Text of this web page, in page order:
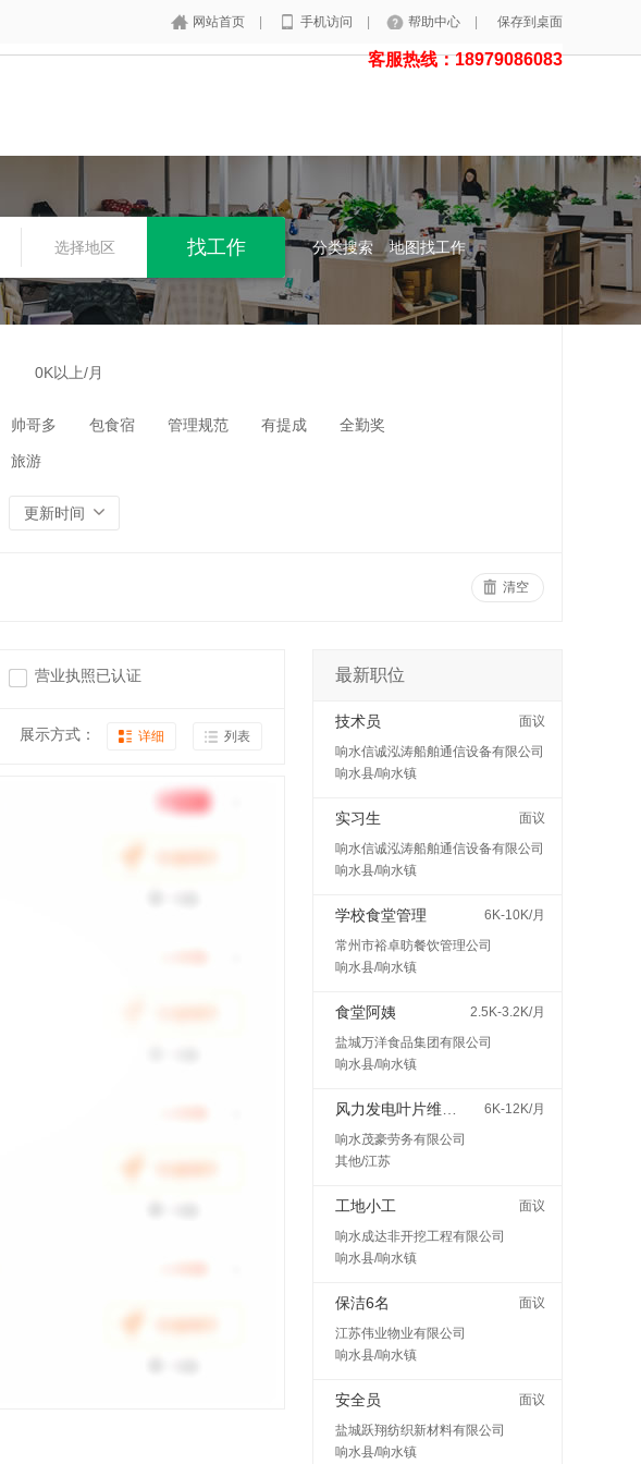
网站首页 手机访问 帮助中心 保存到桌面
客服热线：18979086083
选择地区 分类搜索 地图找工作
0K以上/月
帅哥多 包食宿 管理规范 有提成 全勤奖
旅游
更新时间
清空
营业执照已认证
展示方式： 详细 列表
最新职位
技术员
面议
响水信诚泓涛船舶通信设备有限公司
响水县/响水镇
实习生
面议
响水信诚泓涛船舶通信设备有限公司
响水县/响水镇
学校食堂管理
6K-10K/月
常州市裕卓昉餐饮管理公司
响水县/响水镇
食堂阿姨
2.5K-3.2K/月
盐城万洋食品集团有限公司
响水县/响水镇
6K-12K/月
响水茂豪劳务有限公司
其他/江苏
工地小工
面议
响水成达非开挖工程有限公司
响水县/响水镇
保洁6名
面议
江苏伟业物业有限公司
响水县/响水镇
安全员
面议
盐城跃翔纺织新材料有限公司
响水县/响水镇